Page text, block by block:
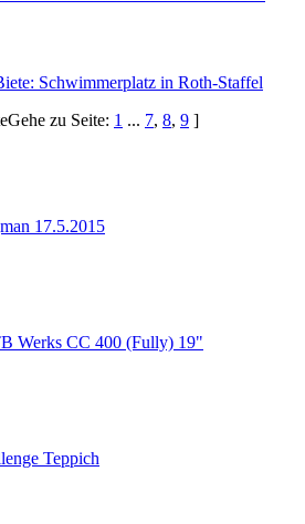
Schwimmerplatz in Roth-Staffel
Gehe zu Seite: 1 ... 7, 8, 9 ]
17.5.2015
Werks CC 400 (Fully) 19"
Teppich